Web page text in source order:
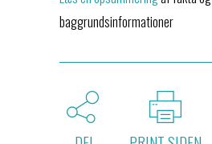
baggrundsinformationer